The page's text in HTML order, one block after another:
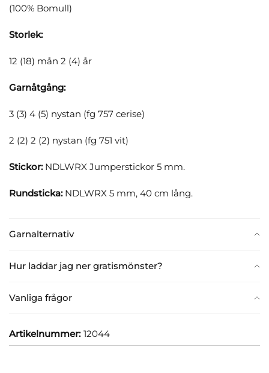
Garnalternativ
Hur laddar jag ner gratismönster?
Vanliga frågor
(100% Bomull)
Storlek:
12 (18) mån 2 (4) år
Garnåtgång:
3 (3) 4 (5) nystan (fg 757 cerise)
2 (2) 2 (2) nystan (fg 751 vit)
Stickor:NDLWRX Jumperstickor 5 mm.
Rundsticka:NDLWRX 5 mm, 40 cm lång.
Artikelnummer: 12044